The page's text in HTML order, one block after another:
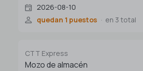
2026-08-10
quedan 1 puestos
en 3 total
CTT Express
Mozo de almacén